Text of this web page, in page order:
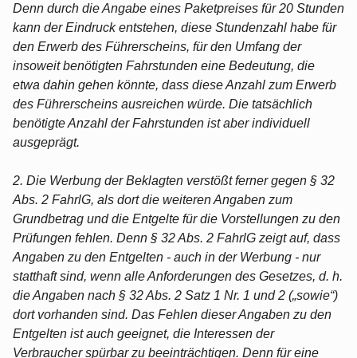
Denn durch die Angabe eines Paketpreises für 20 Stunden
kann der Eindruck entstehen, diese Stundenzahl habe für
den Erwerb des Führerscheins, für den Umfang der
insoweit benötigten Fahrstunden eine Bedeutung, die
etwa dahin gehen könnte, dass diese Anzahl zum Erwerb
des Führerscheins ausreichen würde. Die tatsächlich
benötigte Anzahl der Fahrstunden ist aber individuell
ausgeprägt.
2. Die Werbung der Beklagten verstößt ferner gegen § 32
Abs. 2 FahrlG, als dort die weiteren Angaben zum
Grundbetrag und die Entgelte für die Vorstellungen zu den
Prüfungen fehlen. Denn § 32 Abs. 2 FahrlG zeigt auf, dass
Angaben zu den Entgelten - auch in der Werbung - nur
statthaft sind, wenn alle Anforderungen des Gesetzes, d. h.
die Angaben nach § 32 Abs. 2 Satz 1 Nr. 1 und 2 („sowie“)
dort vorhanden sind. Das Fehlen dieser Angaben zu den
Entgelten ist auch geeignet, die Interessen der
Verbraucher spürbar zu beeinträchtigen. Denn für eine